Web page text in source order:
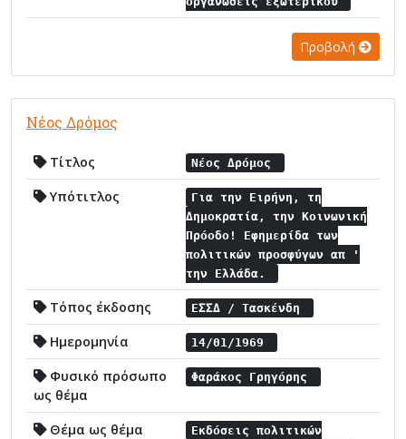
Προβολή
Νέος Δρόμος
Τίτλος Νέος Δρόμος
Υπότιτλος
Για την Ειρήνη, τη
Δημοκρατία, την Κοινωνική
Πρόοδο! Εφημερίδα των
πολιτικών προσφύγων απ '
την Ελλάδα.
Τόπος έκδοσης ΕΣΣΔ / Τασκένδη
Ημερομηνία 14/01/1969
Φυσικό πρόσωπο
ως θέμα
Φαράκος Γρηγόρης
Θέμα ως θέμα
Εκδόσεις πολιτικών